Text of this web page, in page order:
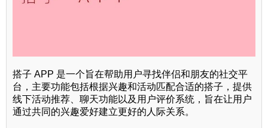
搭子 APP 是一个旨在帮助用户寻找伴侣和朋友的社交平
台，主要功能包括根据兴趣和活动匹配合适的搭子，提供
线下活动推荐、聊天功能以及用户评价系统，旨在让用户
通过共同的兴趣爱好建立更好的人际关系。